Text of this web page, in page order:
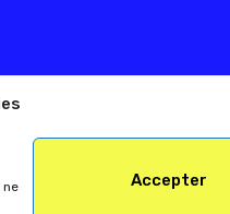
ne
Accepter